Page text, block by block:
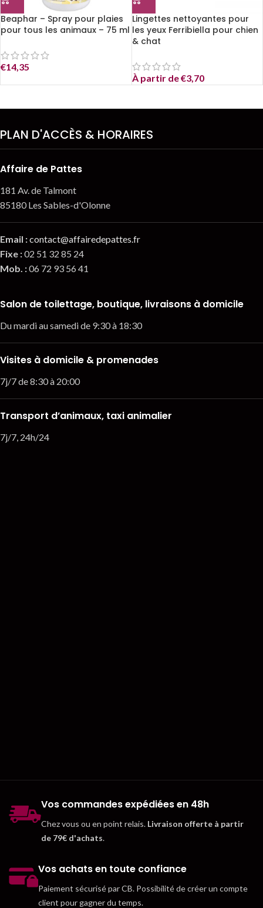
Beaphar – Spray pour plaies
pour tous les animaux – 75 ml
€14,35
Lingettes nettoyantes pour
les yeux Ferribiella pour chien
& chat
À partir de€3,70
PLAN D'ACCÈS & HORAIRES
Affaire de Pattes
181 Av. de Talmont
85180 Les Sables-d'Olonne
Email :contact@affairedepattes.fr
Fixe :02 51 32 85 24
Mob. :06 72 93 56 41
Salon de toilettage, boutique, livraisons à domicile
Du mardi au samedi de 9:30 à 18:30
Visites à domicile & promenades
7j/7 de 8:30 à 20:00
Transport d’animaux, taxi animalier
7j/7, 24h/24
Vos commandes expédiées en 48h
Chez vous ou en point relais. Livraison offerte à partir
de 79€ d'achats.
Vos achats en toute confiance
Paiement sécurisé par CB. Possibilité de créer un compte
client pour gagner du temps.